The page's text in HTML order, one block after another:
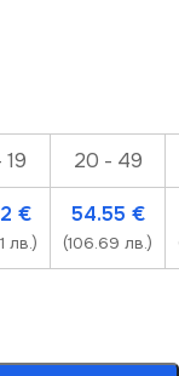
19 20 - 49
€
лв.)
54.55 €
(106.69 лв.)